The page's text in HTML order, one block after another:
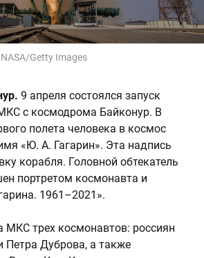
Getty Images
9 апреля состоялся запуск
с космодрома Байконур. В
полета человека в космос
«Ю. А. Гагарин». Эта надпись
корабля. Головной обтекатель
портретом космонавта и
1961–2021».
МКС трех космонавтов: россиян
Петра Дуброва, а также